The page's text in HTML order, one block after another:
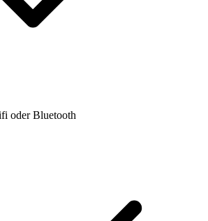
oder Bluetooth